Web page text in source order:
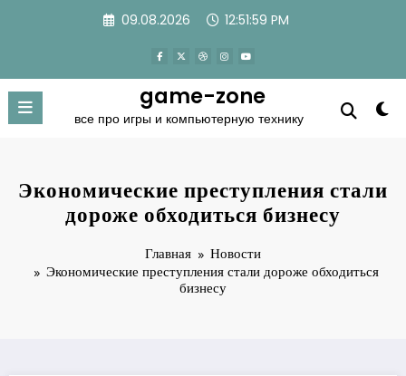
09.08.2026 12:52:00 PM
game-zone
все про игры и компьютерную технику
Экономические преступления стали
дороже обходиться бизнесу
Главная
Новости
Экономические преступления стали дороже обходиться
бизнесу